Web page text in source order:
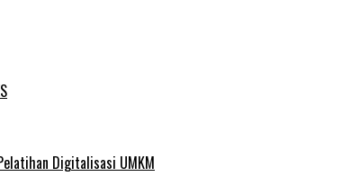
Digitalisasi UMKM